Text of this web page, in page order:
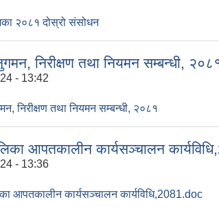
२०८१ दोस्रो संसोधन
निरीक्षण तथा नियमन सम्बन्धी,
- 13:42
निरीक्षण तथा नियमन सम्बन्धी, २०८१
आपतकालीन कार्यसञ्चालन
- 13:36
आपतकालीन कार्यसञ्चालन कार्यविधि,2081.doc